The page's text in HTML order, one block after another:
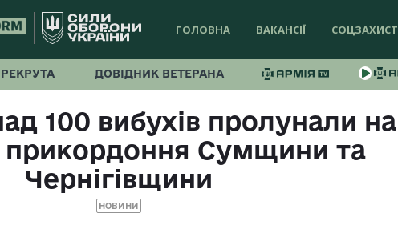
ГОЛОВНА ВАКАНСІЇ СОЦЗАХИСТ
ДОВІДНИК ВЕТЕРАНА
100 вибухів пролунали на
прикордоння Сумщини та
Чернігівщини
НОВИНИ